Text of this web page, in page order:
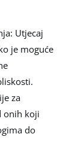
Utjecaj
je moguće
za
onih koji
do